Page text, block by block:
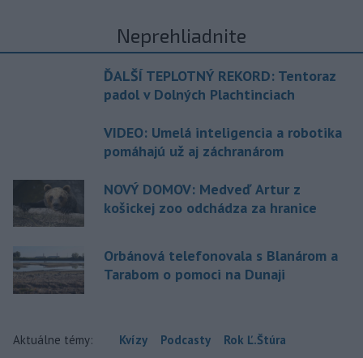
Neprehliadnite
ĎALŠÍ TEPLOTNÝ REKORD: Tentoraz
padol v Dolných Plachtinciach
VIDEO: Umelá inteligencia a robotika
pomáhajú už aj záchranárom
NOVÝ DOMOV: Medveď Artur z
košickej zoo odchádza za hranice
Orbánová telefonovala s Blanárom a
Tarabom o pomoci na Dunaji
Aktuálne témy: Kvízy Podcasty Rok Ľ.Štúra